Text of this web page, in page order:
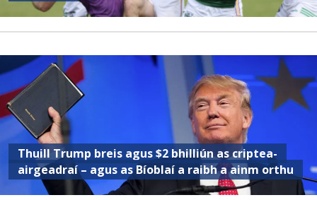
Thuill Trump breis agus $2 bhilliún as criptea-
airgeadraí – agus as Bíoblaí a raibh a ainm orthu